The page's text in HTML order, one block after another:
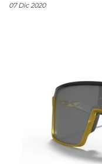
07 Dic 2020